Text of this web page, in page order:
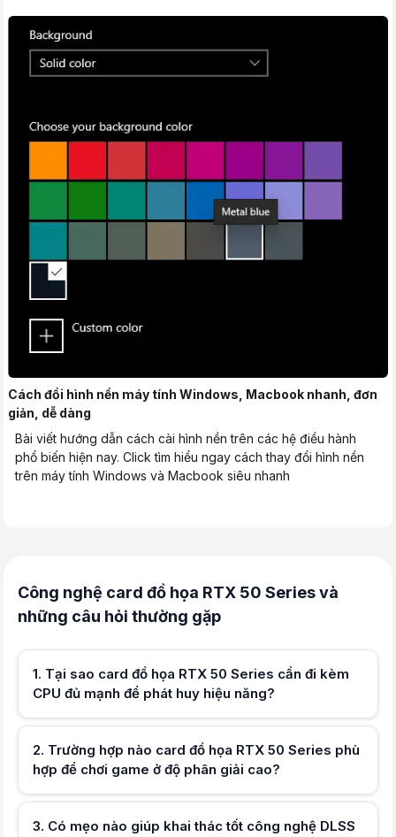
Cách đổi hình nền máy tính Windows, Macbook nhanh, đơn
giản, dễ dàng
Bài viết hướng dẫn cách cài hình nền trên các hệ điều hành
phổ biến hiện nay. Click tìm hiểu ngay cách thay đổi hình nền
trên máy tính Windows và Macbook siêu nhanh
Thời gian
Bắt đầu từ nay đến hết ngày 31/03/2025 hoặc đến khi hết quà
Quý khách hàng sẽ nhận được các phần quà hấp dẫn khi Pre-Order
TỪ NAY ĐẾN 11/03
<10,000,000đ "Tiền mặt" + 1 Claw 7 và bộ phụ kiện khi mua:
<5,000,000đ "Tiền mặt" khi mua:
<6,000,000đ "Tiền mặt" + 1 Claw 7 và bộ phụ kiện khi mua:
Công nghệ card đồ họa RTX 50 Series và
những câu hỏi thường gặp
1. Tại sao card đồ họa RTX 50 Series cần đi kèm
CPU đủ mạnh để phát huy hiệu năng?
Hữu ích (0)
2. Trường hợp nào card đồ họa RTX 50 Series phù
hợp để chơi game ở độ phân giải cao?
3. Có mẹo nào giúp khai thác tốt công nghệ DLSS